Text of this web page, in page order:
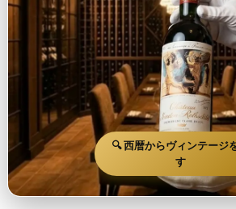
🔍 西暦からヴィンテージ
す